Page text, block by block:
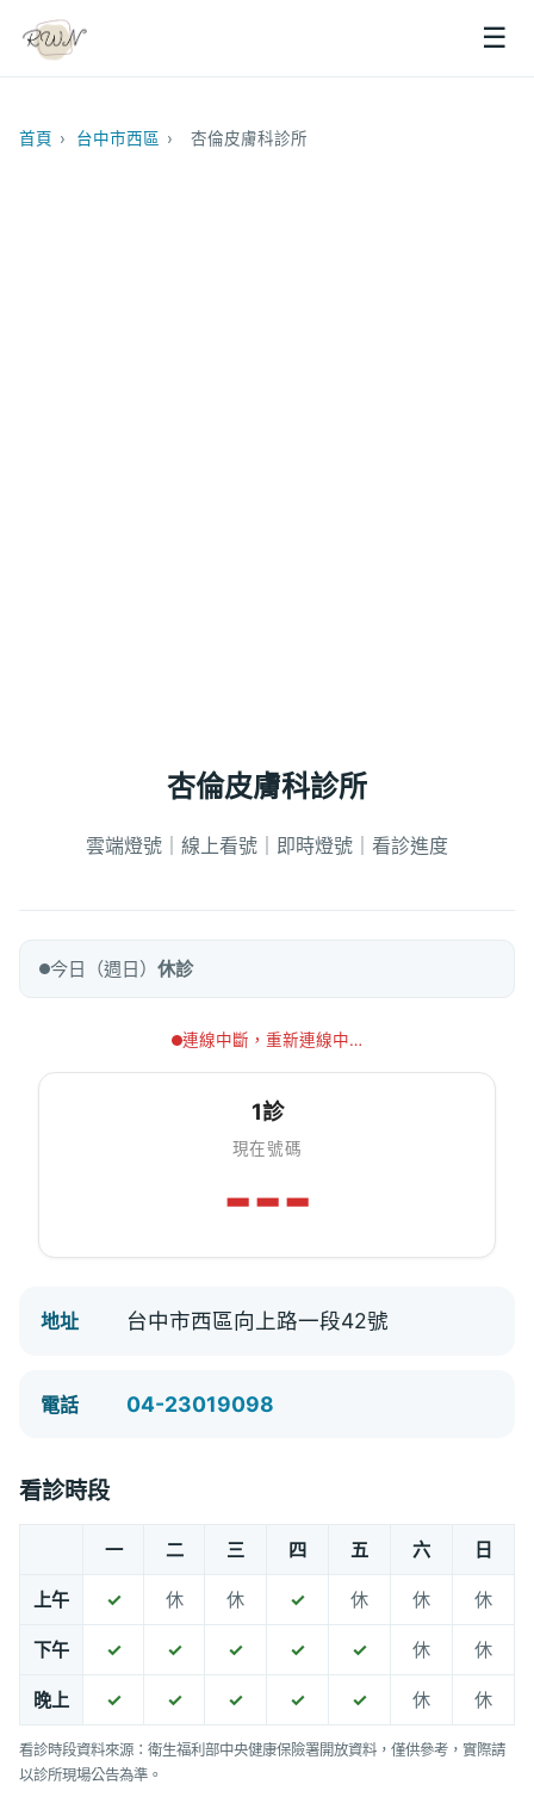
☰
首頁 › 台中市西區 › 杏倫皮膚科診所
杏倫皮膚科診所
雲端燈號｜線上看號｜即時燈號｜看診進度
今日（週日） 休診
連線中斷，重新連線中…
1診
現在號碼
---
地址 台中市西區向上路一段42號
電話 04-23019098
看診時段
一 二 三 四 五 六 日
上午 ✓ 休 休 ✓ 休 休 休
下午 ✓ ✓ ✓ ✓ ✓ 休 休
晚上 ✓ ✓ ✓ ✓ ✓ 休 休
看診時段資料來源：衛生福利部中央健康保險署開放資料，僅供參考，實際請
以診所現場公告為準。